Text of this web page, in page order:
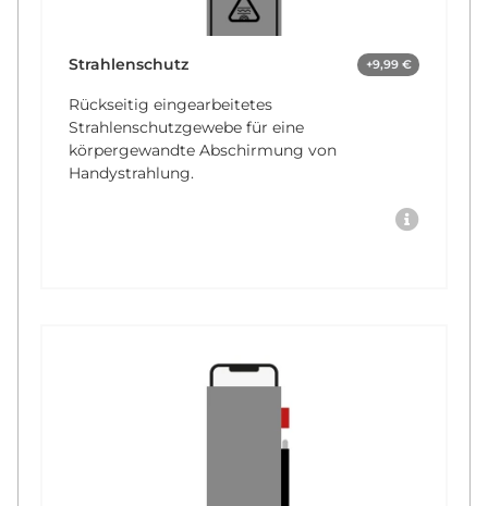
Strahlenschutz +9,99 €
Rückseitig eingearbeitetes
Strahlenschutzgewebe für eine
körpergewandte Abschirmung von
Handystrahlung.